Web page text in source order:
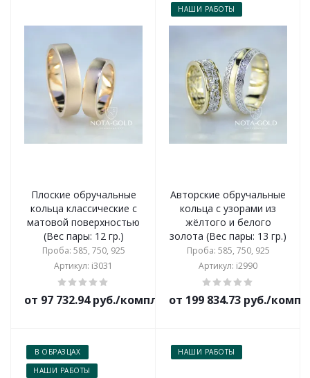
Плоские обручальные
кольца классические с
матовой поверхностью
(Вес пары: 12 гр.)
Проба: 585, 750, 925
Артикул: i3031
от 97 732.94 руб./комплект
НАШИ РАБОТЫ
Авторские обручальные
кольца с узорами из
жёлтого и белого
золота (Вес пары: 13 гр.)
Проба: 585, 750, 925
Артикул: i2990
от 199 834.73 руб./
В ОБРАЗЦАХ
НАШИ РАБОТЫ
НАШИ РАБОТЫ